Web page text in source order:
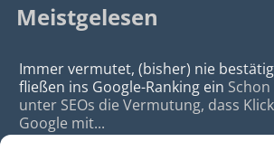
Meistgelesen
Immer vermutet, (bisher) nie
fließen ins Google-Ranking ein
unter SEOs die Vermutung, dass
Google mit...